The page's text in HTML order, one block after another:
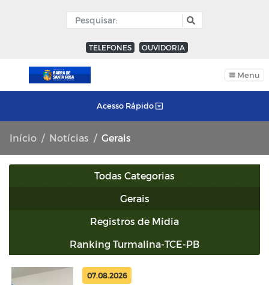
TELEFONES OUVIDORIA
Menu
Acesso Rápido
Início Notícias Gerais
Todas Categorias
Gerais
Registros de Mídia
Ranking Turmalina-TCE-PB
07.08.2026